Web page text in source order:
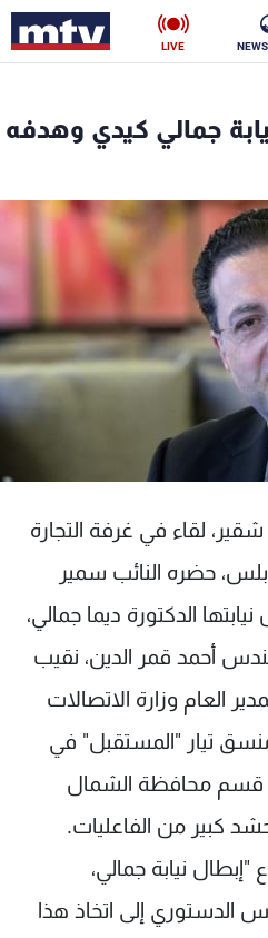
LIVE
جمالي كيدي وهدفه
لقاء في غرفة التجارة
حضره النائب سمير
نيابتها الدكتورة ديما جمالي،
أحمد قمر الدين، نقيب
العام وزارة الاتصالات
تيار "المستقبل" في
قسم محافظة الشمال
كبير من الفاعليات.
نيابة جمالي،
الدستوري إلى اتخاذ هذا
ناس
فن
رياضة
تواصل معنا
شروط الإسـتخدام
الخصوصية